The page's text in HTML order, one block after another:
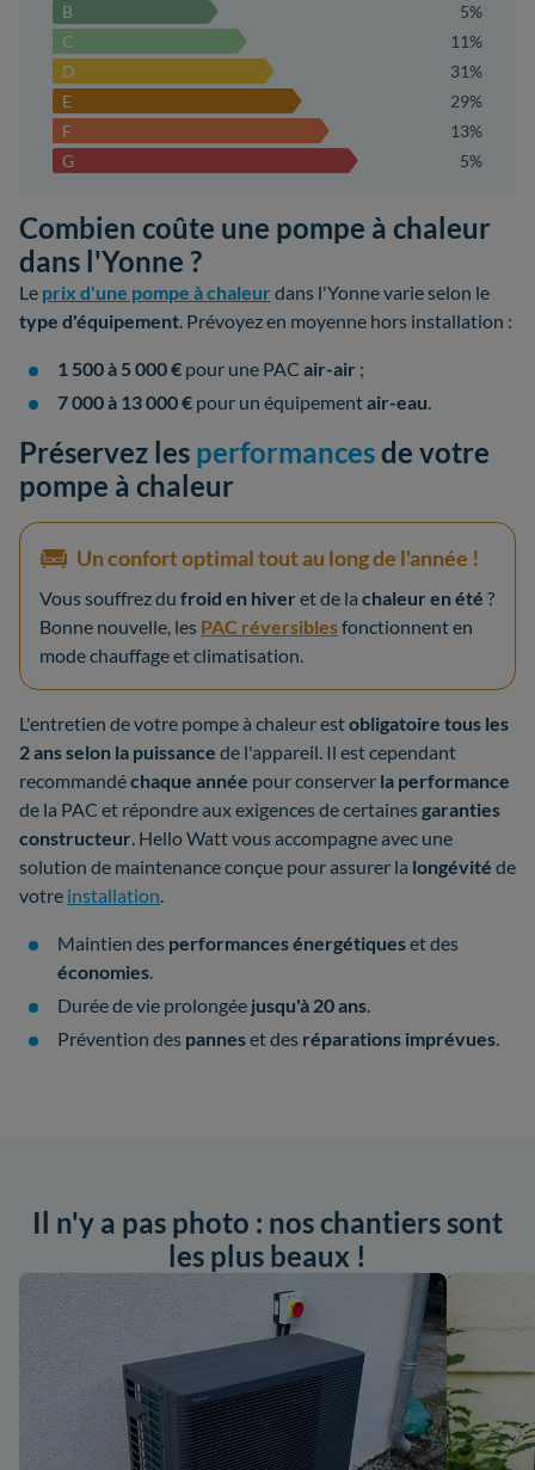
B
5%
C
11%
D
31%
E
29%
F
13%
G
5%
Combien coûte une pompe à chaleur
dans l'Yonne ?
Le prix d'une pompe à chaleur dans l'Yonne varie selon le
type d'équipement. Prévoyez en moyenne hors installation :
1 500 à 5 000 € pour une PAC air-air ;
7 000 à 13 000 € pour un équipementair-eau.
Préservez les performancesde votre
pompe à chaleur
Un confort optimal tout au long de l'année !
Vous souffrez du froid en hiver et de la chaleur en été ?
Bonne nouvelle, les PAC réversiblesfonctionnent en
mode chauffage et climatisation.
L'entretien de votre pompe à chaleur estobligatoire tous les
2 ans selon la puissance de l'appareil. Il est cependant
recommandéchaque année pour conserver la performance
de la PAC et répondre aux exigences de certainesgaranties
constructeur. Hello Watt vous accompagne avec une
solution de maintenance conçue pour assurer la longévité de
votre installation.
Maintien des performances énergétiqueset des
économies.
Durée de vie prolongée jusqu'à 20 ans.
Prévention des panneset des réparations imprévues.
Il n'y a pas photo : nos chantiers sont
les plus beaux !